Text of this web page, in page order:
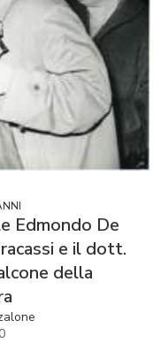
Edmondo De
e il dott.
della